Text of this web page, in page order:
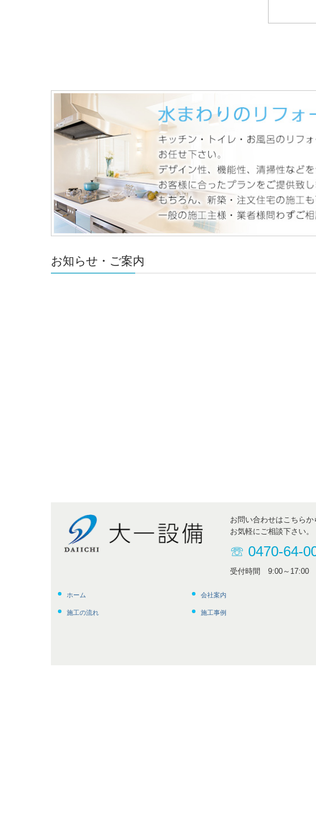
お知らせ・ご案内
お問い合わせはこちらか
お気軽にご相談下さい。
☏ 0470-64-
受付時間 9:00～17:00
ホーム 会社案内
施工の流れ 施工事例